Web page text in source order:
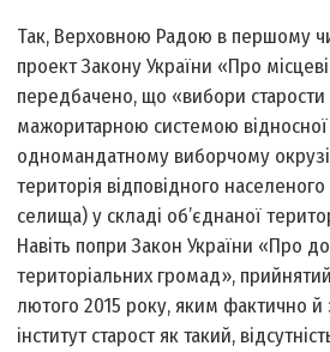
Так, Верховною Радою в першому
проект Закону України «Про
передбачено, що «вибори старости
мажоритарною системою
одномандатному виборчому
територія відповідного
селища) у складі об’єднаної
Навіть попри Закон України «Про
територіальних громад»,
лютого 2015 року, яким фактично
інститут старост як такий,